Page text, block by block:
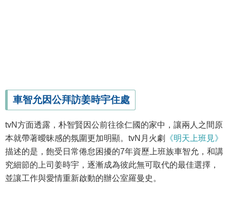
車智允因公拜訪姜時宇住處
tvN方面透露，朴智賢因公前往徐仁國的家中，讓兩人之間原
本就帶著曖昧感的氛圍更加明顯。tvN月火劇
《明天上班見》
描述的是，飽受日常倦怠困擾的7年資歷上班族車智允，和講
究細節的上司姜時宇，逐漸成為彼此無可取代的最佳選擇，
並讓工作與愛情重新啟動的辦公室羅曼史。